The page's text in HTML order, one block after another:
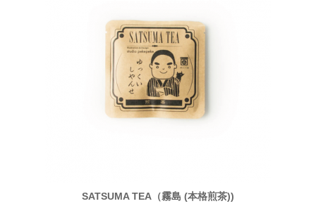
SATSUMA TEA（霧島 (本格煎茶))